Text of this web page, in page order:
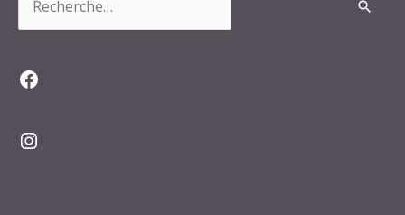
Facebook
Instagram